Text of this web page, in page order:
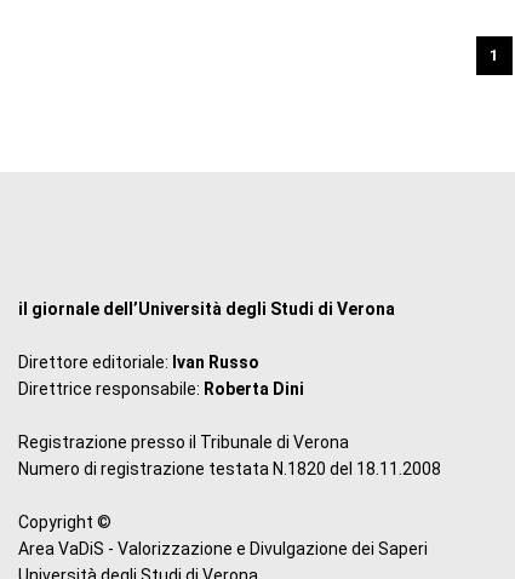
1
il giornale dell’Università degli Studi di Verona
Direttore editoriale: Ivan Russo
Direttrice responsabile: Roberta Dini
Registrazione presso il Tribunale di Verona
Numero di registrazione testata N.1820 del 18.11.2008
Copyright ©
Area VaDiS - Valorizzazione e Divulgazione dei Saperi